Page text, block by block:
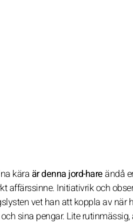
käraär denna jord-hareändå
affärssinne. Initiativrik och
vet han att koppla av när
sina pengar. Lite